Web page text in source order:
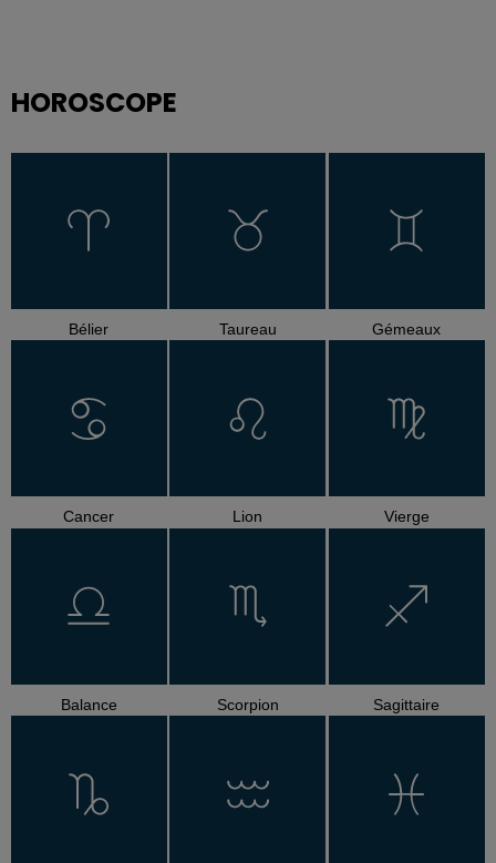
HOROSCOPE
Bélier Taureau Gémeaux
Cancer Lion Vierge
Balance Scorpion Sagittaire